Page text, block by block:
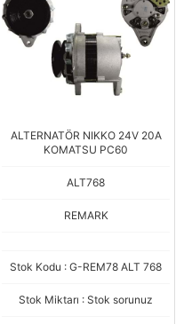
ALTERNATÖR NIKKO 24V 20A
KOMATSU PC60
ALT768
REMARK
Stok Kodu : G-REM78 ALT 768
Stok Miktarı : Stok sorunuz